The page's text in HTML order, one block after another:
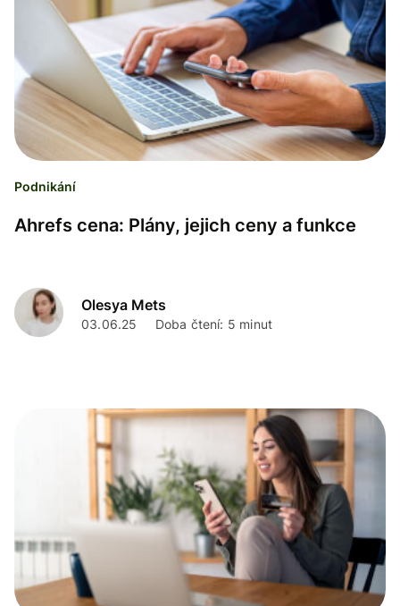
Podnikání
Ahrefs cena: Plány, jejich ceny a funkce
Olesya Mets
03.06.25 Doba čtení: 5 minut